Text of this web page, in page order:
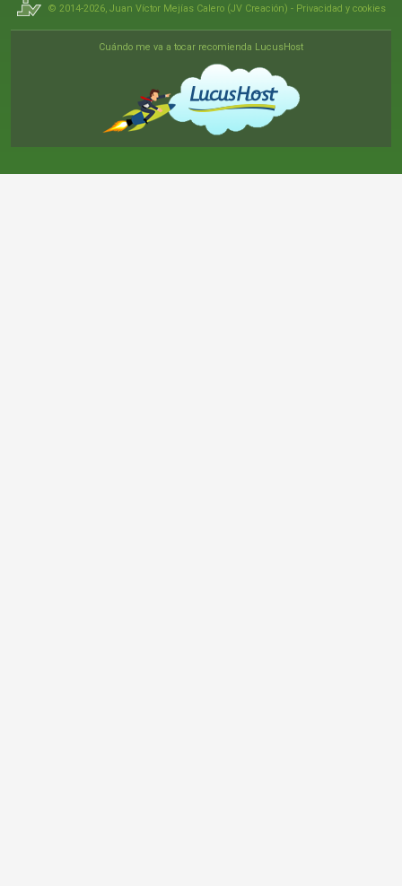
© 2014-2026, Juan Víctor Mejías Calero(JV Creación) - Privacidad y cookies
Cuándo me va a tocar recomienda LucusHost